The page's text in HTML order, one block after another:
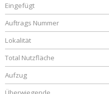
Eingefügt
Auftrags Nummer
Lokalität
Total Nutzfläche
Aufzug